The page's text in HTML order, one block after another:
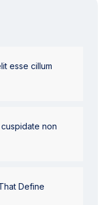
esse cillum
non
Define